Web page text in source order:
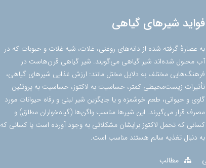
فواید شیرهای گیاهی
به عصارهٔ گرفته شده از دانه‌های روغنی، غلات، شبه غلات و حبوبات که در
آب محلول شده‌اند شیر گیاهی می‌گویند. شیر گیاهی قرن‌هاست در
فرهنگ‌هایی مختلف به دلایل مختل مانند: ارزش غذایی شیرهای گیاهی،
تأثیرات زیست‌محیطی کمتر، حساسیت به لاکتوز، حساسیت به پروتئین
گاوی و حیوانی، طعم خوشمزه و یا جایگزین شیر لبنی و رفاه حیوانات مورد
مصرف قرار می‌گیرند. این شیرها مناسب واگن‌ها (گیاه‌خواران مطلق) و
کسانی که تحمل لاکتوز برایشان مشکلاتی به وجود آورده است یا کسانی که
به دنبال تغذیه سالم هستند مناسب است.
مطالب